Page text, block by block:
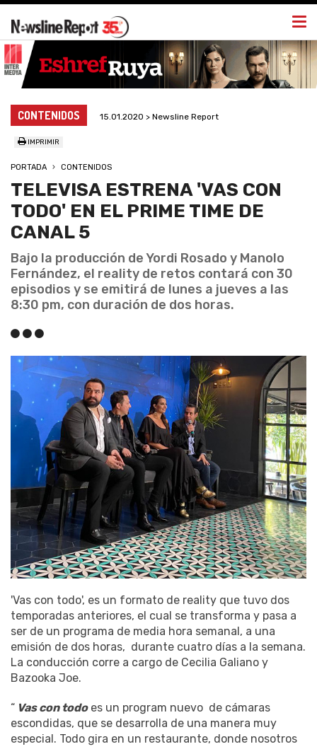
CONTENIDOS 15.01.2020 > Newsline Report
IMPRIMIR
PORTADA CONTENIDOS
TELEVISA ESTRENA 'VAS CON
TODO' EN EL PRIME TIME DE
CANAL 5
Bajo la producción de Yordi Rosado y Manolo
Fernández, el reality de retos contará con 30
episodios y se emitirá de lunes a jueves a las
8:30 pm, con duración de dos horas.
'Vas con todo', es un formato de reality que tuvo dos
temporadas anteriores, el cual se transforma y pasa a
ser de un programa de media hora semanal, a una
emisión de dos horas, durante cuatro días a la semana.
La conducción corre a cargo de Cecilia Galiano y
Bazooka Joe.
“ Vas con todoes un program nuevo de cámaras
escondidas, que se desarrolla de una manera muy
especial. Todo gira en un restaurante, donde nosotros